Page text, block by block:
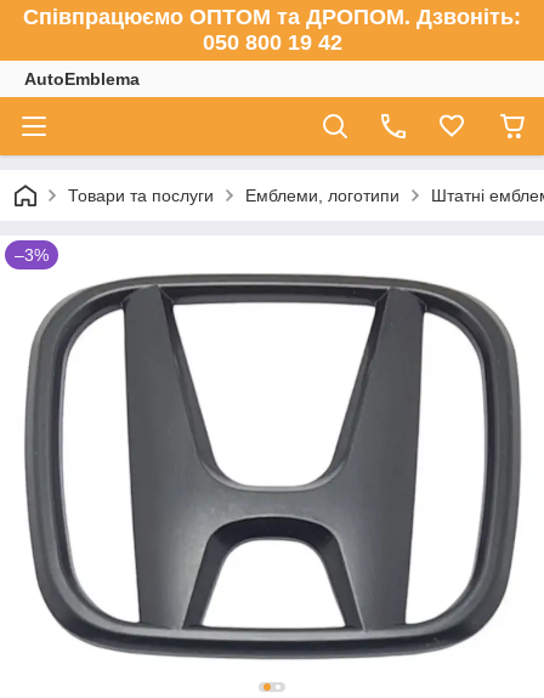
Співпрацюємо ОПТОМ та ДРОПОМ. Дзвоніть:
050 800 19 42
AutoEmblema
Товари та послуги Емблеми, логотипи Штатні
–3%